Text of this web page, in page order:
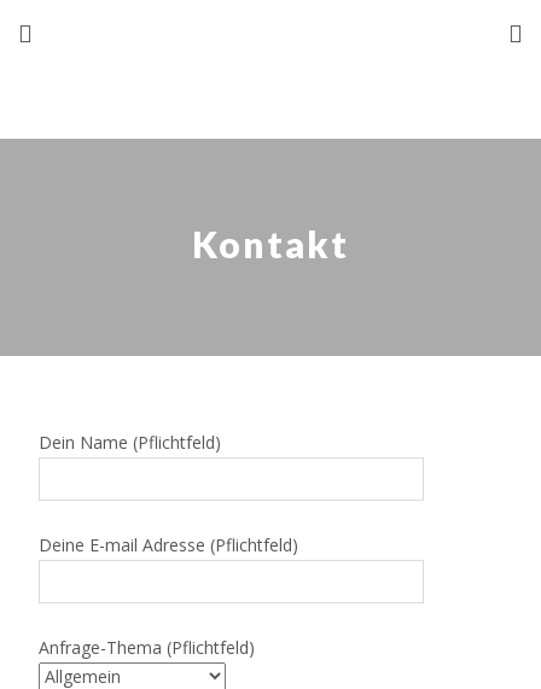
Kontakt
Dein Name (Pflichtfeld)
Deine E-mail Adresse (Pflichtfeld)
Anfrage-Thema (Pflichtfeld)